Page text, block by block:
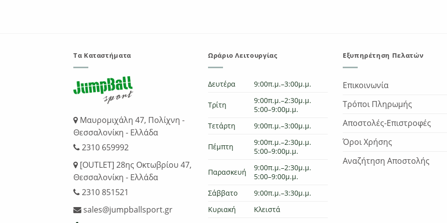
Τα Καταστήματα
Μαυρομιχάλη 47, Πολίχνη -
Θεσσαλονίκη - Ελλάδα
2310 659992
[OUTLET] 28ης Οκτωβρίου 47,
Θεσσαλονίκη - Ελλάδα
2310 851521
sales@jumpballsport.gr
Ωράριο Λειτουργίας
Δευτέρα 9:00π.μ.–3:00μ.μ.
Τρίτη
9:00π.μ.–2:30μ.μ.
5:00–9:00μ.μ.
Τετάρτη
9:00π.μ.–3:00μ.μ.
Πέμπτη
9:00π.μ.–2:30μ.μ.
5:00–9:00μ.μ.
Παρασκευή
9:00π.μ.–2:30μ.μ.
5:00–9:00μ.μ.
Σάββατο
9:00π.μ.–3:30μ.μ.
Κυριακή
Κλειστά
Εξυπηρέτηση Πελατών
Επικοινωνία
Τρόποι Πληρωμής
Αποστολές-Επιστροφές
Όροι Χρήσης
Αναζήτηση Αποστολής